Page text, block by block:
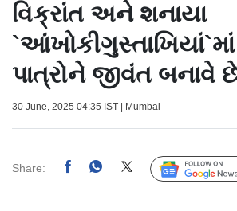
વિક્રાંત અને શનાયા
`આંખોકીગુસ્તાખિયાં`માં
પાત્રોને જીવંત બનાવે
30 June, 2025 04:35 IST | Mumbai
Share: Follow Us